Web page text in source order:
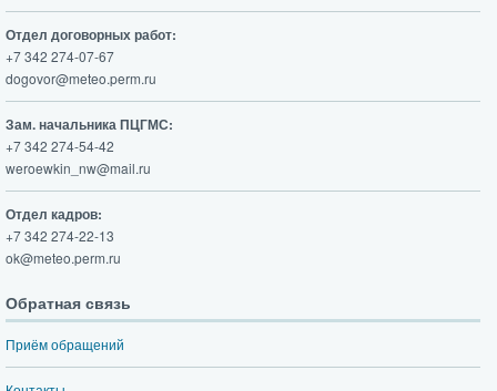
Отдел договорных работ:
+7 342 274-07-67
dogovor@meteo.perm.ru
Зам. начальника ПЦГМС:
+7 342 274-54-42
weroewkin_nw@mail.ru
Отдел кадров:
+7 342 274-22-13
ok@meteo.perm.ru
Обратная связь
Приём обращений